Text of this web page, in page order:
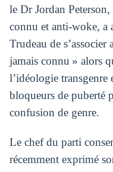
le Dr Jordan
connu et anti-woke, a
Trudeau de
jamais connu » alors
l’idéologie transgenre
bloqueurs de puberté
confusion de genre.
Le chef du parti
récemment exprimé